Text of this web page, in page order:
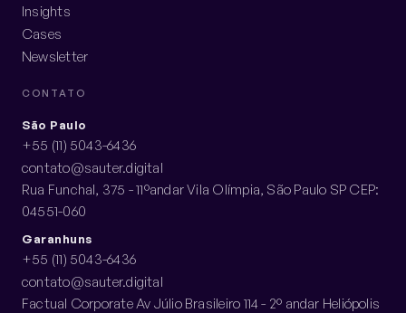
Insights
Cases
Newsletter
CONTATO
São Paulo
+55 (11) 5043-6436
contato@sauter.digital
Rua Funchal, 375 - 11ºandar Vila Olímpia, São Paulo SP CEP:
04551-060
Garanhuns
+55 (11) 5043-6436
contato@sauter.digital
Factual Corporate Av Júlio Brasileiro 114 - 2º andar Heliópolis